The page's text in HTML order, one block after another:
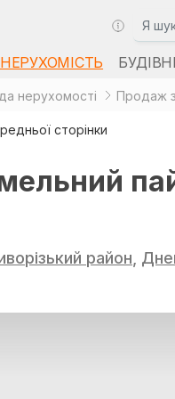
НЕРУХОМІСТЬ
нерухомості Продаж
сторінки
район